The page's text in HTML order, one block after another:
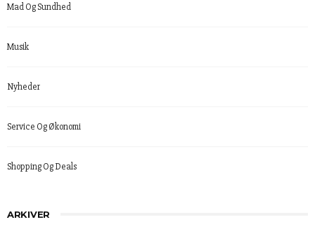
Mad Og Sundhed
Musik
Nyheder
Service Og Økonomi
Shopping Og Deals
ARKIVER